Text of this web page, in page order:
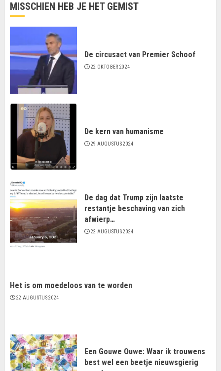
MISSCHIEN HEB JE HET GEMIST
De circusact van Premier Schoof
22 OKTOBER 2024
De kern van humanisme
29 AUGUSTUS 2024
De dag dat Trump zijn laatste
restantje beschaving van zich
afwierp…
22 AUGUSTUS 2024
Het is om moedeloos van te worden
22 AUGUSTUS 2024
Een Gouwe Ouwe: Waar ik trouwens
best wel een beetje nieuwsgierig